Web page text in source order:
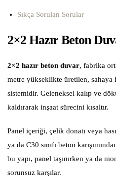
Sıkça Sorulan Sorular
2×2 Hazır Beton
2×2 hazır beton duvar, fabrika
metre yükseklikte üretilen, sahaya
sistemidir. Geleneksel kalıp ve
kaldırarak inşaat sürecini kısaltır.
Panel içeriği, çelik donatı veya
ya da C30 sınıfı beton
bu yapı, panel taşınırken ya da
sorunsuz karşılar.